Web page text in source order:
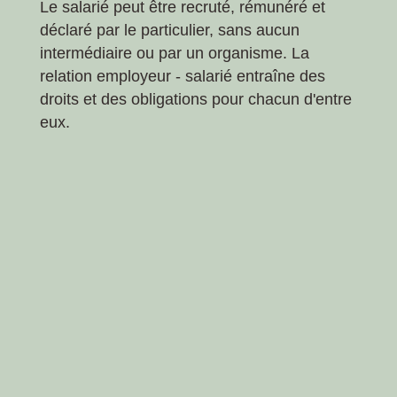
Le salarié peut être recruté, rémunéré et
déclaré par le particulier, sans aucun
intermédiaire ou par un organisme. La
relation employeur - salarié entraîne des
droits et des obligations pour chacun d'entre
eux.